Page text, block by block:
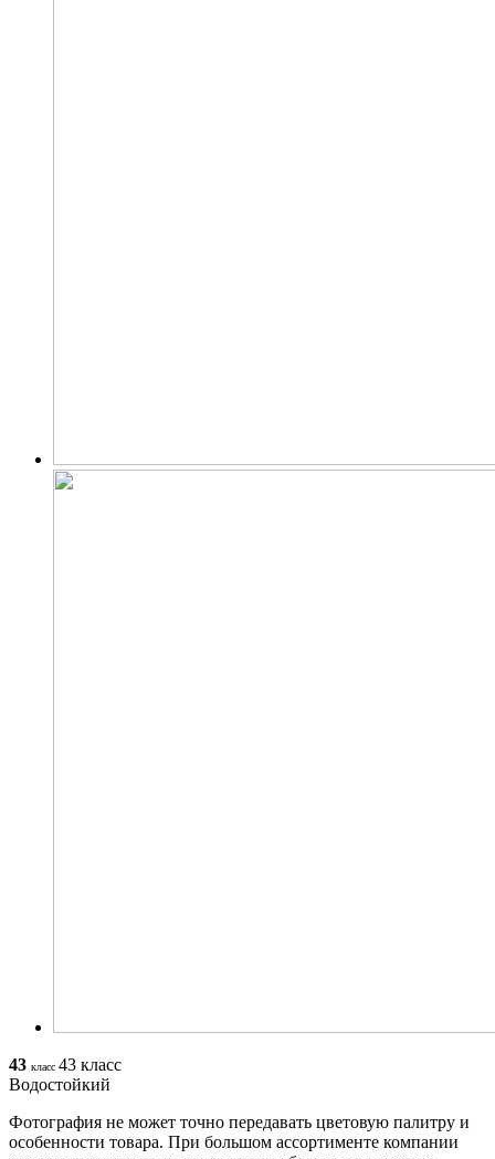
43 класс 43 класс
Водостойкий
Фотография не может точно передавать цветовую палитру и
особенности товара. При большом ассортименте компании